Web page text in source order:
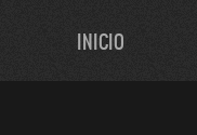
INICIO